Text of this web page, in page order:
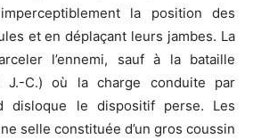
la position des
et en déplaçant leurs jambes. La
l’ennemi, sauf à la bataille
J.-C.) où la charge conduite par
disloque le dispositif perse. Les
selle constituée d’un gros coussin